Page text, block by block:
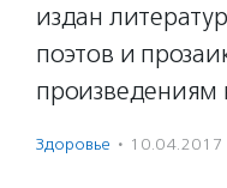
издан
поэтов и
произведениям
Здоровье · 10.04.2017